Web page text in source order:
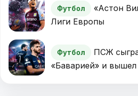
Футбол
«Астон
Лиги Европы
Футбол
ПСЖ
«Баварией» и